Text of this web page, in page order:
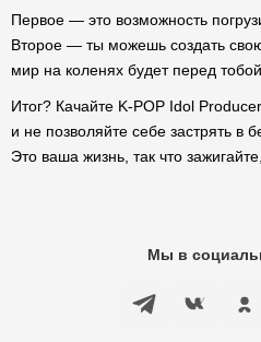
Первое — это возможность
Второе — ты можешь создать
мир на коленях будет перед тобой.
Итог? Качайте K-POP Idol
и не позволяйте себе застрять в
Это ваша жизнь, так что
Мы в